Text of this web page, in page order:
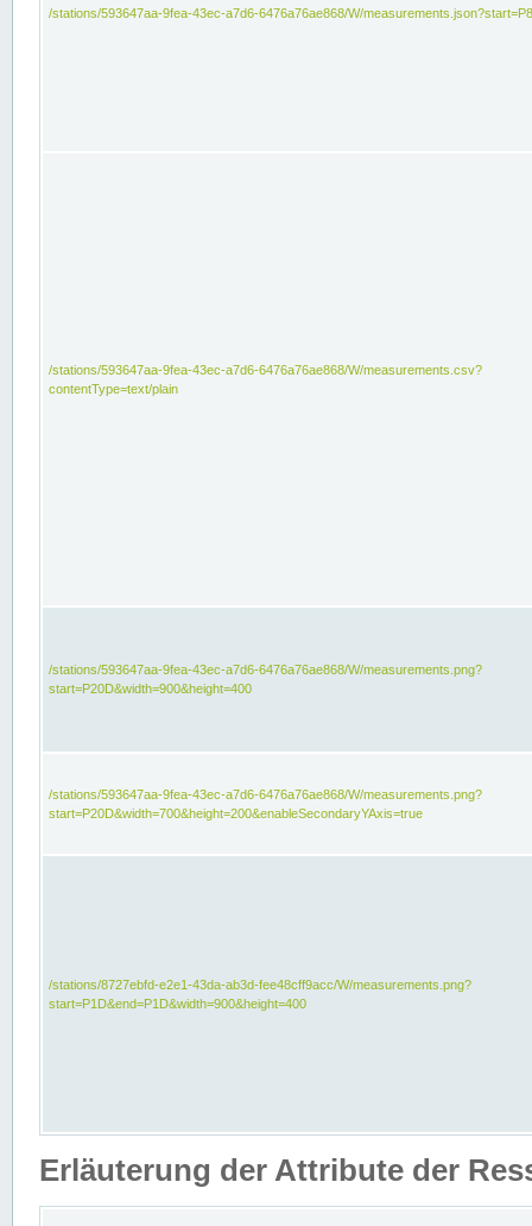
/stations/593647aa-9fea-43ec-a7d6-6476a76ae868/W/
/stations/593647aa-9fea-43ec-a7d6-6476a76ae868/W/measurements.csv?
contentType=text/plain
/stations/593647aa-9fea-43ec-a7d6-6476a76ae868/W/measurements.png?
start=P20D&width=900&height=400
/stations/593647aa-9fea-43ec-a7d6-6476a76ae868/W/measurements.png?
start=P20D&width=700&height=200&enableSecondaryYAxis=true
/stations/8727ebfd-e2e1-43da-ab3d-fee48cff9acc/W/measurements.png?
start=P1D&end=P1D&width=900&height=400
Erläuterung der Attribute der